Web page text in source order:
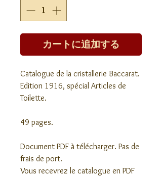
カートに追加する
Catalogue de la cristallerie Baccarat.
Edition 1916, spécial Articles de
Toilette.
49 pages.
Document PDF à télécharger. Pas de
frais de port.
Vous recevrez le catalogue en PDF